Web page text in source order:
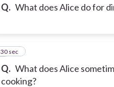
Q. What does Alice do for
Q. What does Alice
cooking?
7
30 sec